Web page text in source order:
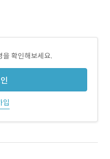
을 확인해보세요.
입